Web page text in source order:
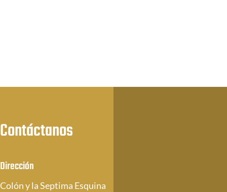
Contáctanos
Dirección
Colón y la Septima Esquina